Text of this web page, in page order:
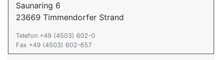
Saunaring 6
23669 Timmendorfer Strand
Telefon +49 (4503) 602-0
Fax +49 (4503) 602-657